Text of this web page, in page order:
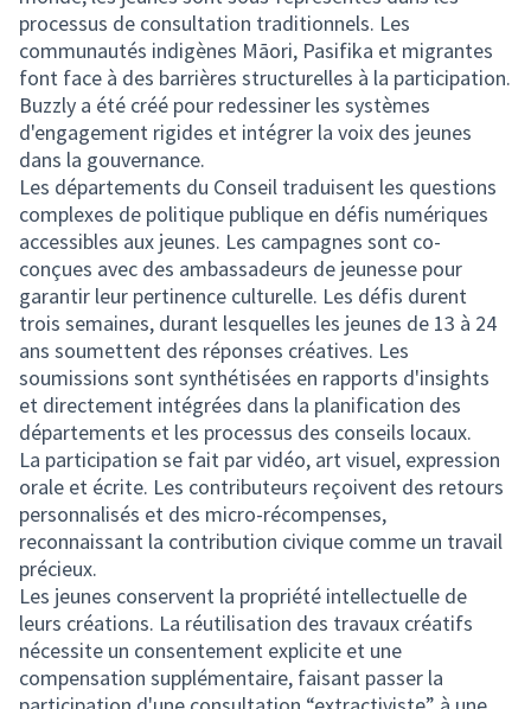
processus de consultation traditionnels. Les
communautés indigènes Māori, Pasifika et migrantes
font face à des barrières structurelles à la participation.
Buzzly a été créé pour redessiner les systèmes
d'engagement rigides et intégrer la voix des jeunes
dans la gouvernance.
Les départements du Conseil traduisent les questions
complexes de politique publique en défis numériques
accessibles aux jeunes. Les campagnes sont co-
conçues avec des ambassadeurs de jeunesse pour
garantir leur pertinence culturelle. Les défis durent
trois semaines, durant lesquelles les jeunes de 13 à 24
ans soumettent des réponses créatives. Les
soumissions sont synthétisées en rapports d'insights
et directement intégrées dans la planification des
départements et les processus des conseils locaux.
La participation se fait par vidéo, art visuel, expression
orale et écrite. Les contributeurs reçoivent des retours
personnalisés et des micro-récompenses,
reconnaissant la contribution civique comme un travail
précieux.
Les jeunes conservent la propriété intellectuelle de
leurs créations. La réutilisation des travaux créatifs
nécessite un consentement explicite et une
compensation supplémentaire, faisant passer la